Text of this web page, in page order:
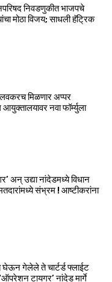
निवडणुकीत भाजपचे
मोठा विजय; साधली हॅट्रिक
मिळणार अप्पर
नवा फॉर्म्युला
अन् उद्या नांदेडमध्ये विधान
संभ्रम ! आष्टीकरांना
घेऊन गेलेले ते चार्टर्ड फ्लाईट
टायगर’ नांदेड मार्गे